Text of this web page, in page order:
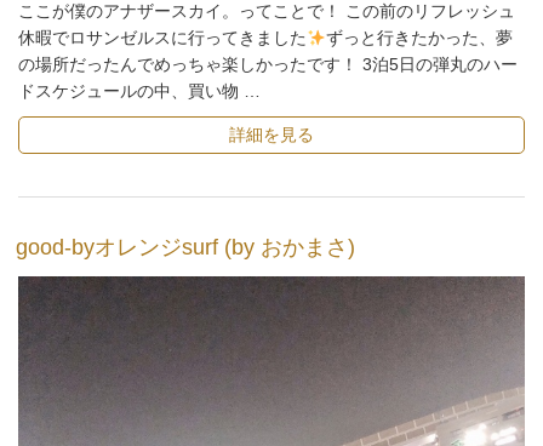
ここが僕のアナザースカイ。ってことで！ この前のリフレッシュ
休暇でロサンゼルスに行ってきました
ずっと行きたかった、夢
の場所だったんでめっちゃ楽しかったです！ 3泊5日の弾丸のハー
ドスケジュールの中、買い物 …
詳細を見る
good-byオレンジsurf (by おかまさ)